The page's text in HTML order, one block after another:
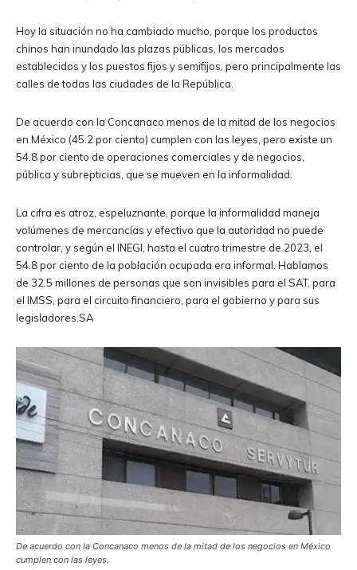
Hoy la situación no ha cambiado mucho, porque los productos
chinos han inundado las plazas públicas, los mercados
establecidos y los puestos fijos y semifijos, pero principalmente las
calles de todas las ciudades de la República.
De acuerdo con la Concanaco menos de la mitad de los negocios
en México (45.2 por ciento) cumplen con las leyes, pero existe un
54.8 por ciento de operaciones comerciales y de negocios,
pública y subrepticias, que se mueven en la informalidad.
La cifra es atroz, espeluznante, porque la informalidad maneja
volúmenes de mercancías y efectivo que la autoridad no puede
controlar, y según el INEGI, hasta el cuatro trimestre de 2023, el
54.8 por ciento de la población ocupada era informal. Hablamos
de 32.5 millones de personas que son invisibles para el SAT, para
el IMSS, para el circuito financiero, para el gobierno y para sus
legisladores.SA
De acuerdo con la Concanaco menos de la mitad de los negocios en México
cumplen con las leyes.